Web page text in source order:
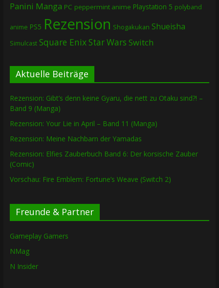
Panini Manga PC peppermint anime Playstation 5 polyband
anime PS5 Rezension Shogakukan Shueisha
Simulcast Square EnixStar Wars Switch
Aktuelle Beiträge
Rezension: Gibt’s denn keine Gyaru, die nett zu Otaku sind?! –
Band 9 (Manga)
Rezension: Your Lie in April – Band 11 (Manga)
Rezension: Meine Nachbarn der Yamadas
Rezension: Elfies Zauberbuch Band 6: Der korsische Zauber
(Comic)
Vorschau: Fire Emblem: Fortune’s Weave (Switch 2)
Freunde & Partner
Gameplay Gamers
NMag
N Insider